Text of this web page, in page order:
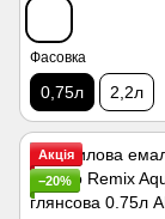
Фасовка
0,75л 2,2л
Акція
−20%